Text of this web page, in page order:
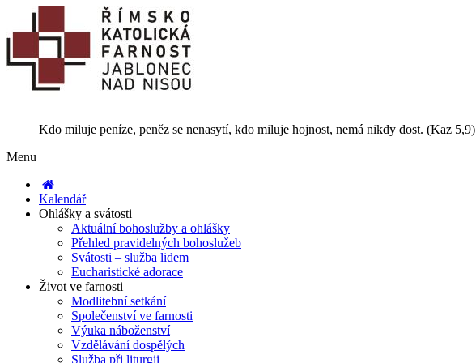
Kdo miluje peníze, peněz se nenasytí, kdo miluje hojnost, nemá nikdy dost. (Kaz 5,9)
Menu
Kalendář
Ohlášky a svátosti
Aktuální bohoslužby a ohlášky
Přehled pravidelných bohoslužeb
Svátosti – služba lidem
Eucharistické adorace
Život ve farnosti
Modlitební setkání
Společenství ve farnosti
Výuka náboženství
Vzdělávání dospělých
Služba při liturgii